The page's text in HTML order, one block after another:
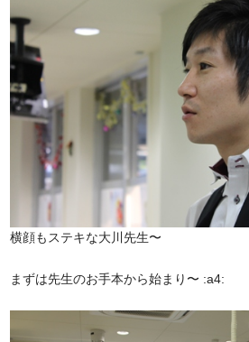
横顔もステキな大川先生〜
まずは先生のお手本から始まり〜 :a4: